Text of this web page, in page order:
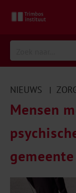
NIEUWS |
Mensen